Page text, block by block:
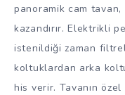
panoramik cam
kazandırır. Elektrikli
istenildiği zaman
koltuklardan arka
his verir. Tavanın özel